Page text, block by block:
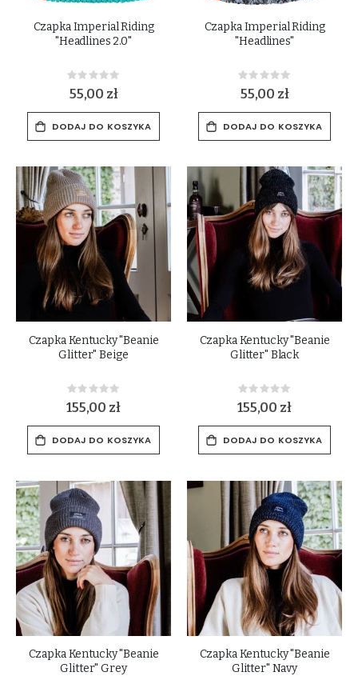
Czapka Imperial Riding
"Headlines 2.0"
Rating:
0%
55,00 zł
DODAJ DO KOSZYKA
Czapka Imperial Riding
"Headlines"
Rating:
0%
55,00 zł
DODAJ DO KOSZYKA
Czapka Kentucky "Beanie
Glitter" Beige
Rating:
0%
155,00 zł
DODAJ DO KOSZYKA
Czapka Kentucky "Beanie
Glitter" Black
Rating:
0%
155,00 zł
DODAJ DO KOSZYKA
Czapka Kentucky "Beanie
Glitter" Grey
Czapka Kentucky "Beanie
Glitter" Navy